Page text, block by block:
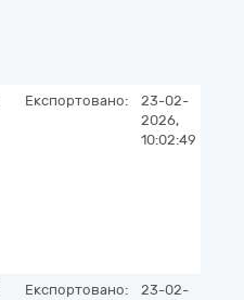
Експортовано:
23-02-
2026,
10:02:49
Експортовано:
23-02-